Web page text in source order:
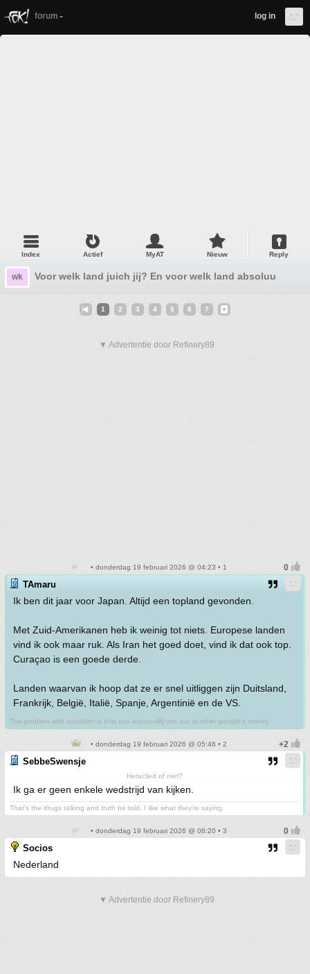
forum log in
Index Actief MyAT Nieuw Reply
wk Voor welk land juich jij? En voor welk land absoluut niet?
1 2 3 4 5 6 7
▼ Advertentie door Refinery89
• donderdag 19 februari 2026 @ 04:23 • 1
TAmaru
Ik ben dit jaar voor Japan. Altijd een topland gevonden.
Met Zuid-Amerikanen heb ik weinig tot niets. Europese landen
vind ik ook maar ruk. Als Iran het goed doet, vind ik dat ook top.
Curaçao is een goede derde.
Landen waarvan ik hoop dat ze er snel uitliggen zijn Duitsland,
Frankrijk, België, Italië, Spanje, Argentinië en de VS.
The problem with socialism is that you eventually run out of other people's money
• donderdag 19 februari 2026 @ 05:46 • 2
SebbeSwensje
Heraclied of niet?
Ik ga er geen enkele wedstrijd van kijken.
That's the drugs talking and truth be told, I like what they're saying.
• donderdag 19 februari 2026 @ 06:20 • 3
Socios
Nederland
▼ Advertentie door Refinery89